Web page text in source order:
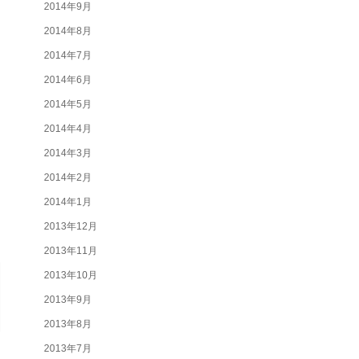
2014年9月
2014年8月
2014年7月
2014年6月
2014年5月
2014年4月
2014年3月
2014年2月
2014年1月
2013年12月
2013年11月
2013年10月
2013年9月
2013年8月
2013年7月